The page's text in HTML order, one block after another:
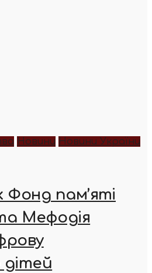
Новини Новини України
Фонд пам’яті
Мефодія
дітей